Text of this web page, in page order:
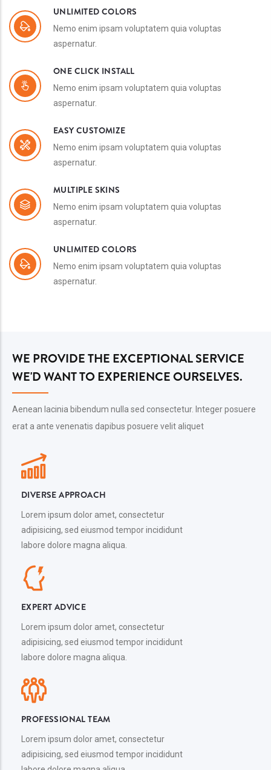
UNLIMITED COLORS
Nemo enim ipsam voluptatem quia voluptas
aspernatur.
ONE CLICK INSTALL
Nemo enim ipsam voluptatem quia voluptas
aspernatur.
EASY CUSTOMIZE
Nemo enim ipsam voluptatem quia voluptas
aspernatur.
MULTIPLE SKINS
Nemo enim ipsam voluptatem quia voluptas
aspernatur.
UNLIMITED COLORS
Nemo enim ipsam voluptatem quia voluptas
aspernatur.
WE PROVIDE THE EXCEPTIONAL SERVICE
WE'D WANT TO EXPERIENCE OURSELVES.
Aenean lacinia bibendum nulla sed consectetur. Integer posuere
erat a ante venenatis dapibus posuere velit aliquet
DIVERSE APPROACH
Lorem ipsum dolor amet, consectetur
adipisicing, sed eiusmod tempor incididunt
labore dolore magna aliqua.
EXPERT ADVICE
Lorem ipsum dolor amet, consectetur
adipisicing, sed eiusmod tempor incididunt
labore dolore magna aliqua.
PROFESSIONAL TEAM
Lorem ipsum dolor amet, consectetur
adipisicing, sed eiusmod tempor incididunt